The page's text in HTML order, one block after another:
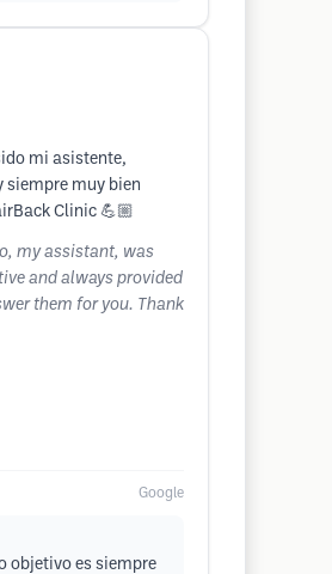
mi asistente,
siempre muy bien
Clinic 💪🏼
my assistant, was
and always provided
them for you. Thank
Google
objetivo es siempre